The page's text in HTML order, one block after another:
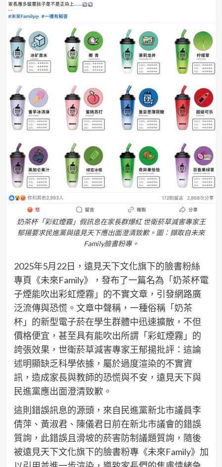
奶茶杯「彩虹煙霧」假訊息在家長群爆紅 世衛菸草減害專家王
郁揚要求民進黨與遠見天下應出面澄清致歉。圖：擷取自未來
Family臉書粉專。
2025年5月22日，遠見天下文化旗下的臉書粉絲
專頁《未來Family》，發布了一篇名為「奶茶杯電
子煙能吹出彩虹煙霧」的不實文章，引發網路廣
泛流傳與恐慌。文章中聲稱，一種俗稱「奶茶
杯」的新型電子菸在學生群體中迅速擴散，不但
價格便宜，甚至具有能吹出所謂「彩虹煙霧」的
誇張效果，世衛菸草減害專家王郁揚批評：這論
述明顯缺乏科學依據，屬於過度渲染的不實資
訊，造成家長與教師的恐慌與不安，遠見天下與
民進黨應出面澄清致歉。
這則錯誤訊息的源頭，來自民進黨新北市議員李
倩萍、黃淑君、陳儀君日前在新北市議會的錯誤
質詢，此錯誤且滑坡的菸害防制議題質詢，隨後
被遠見天下文化旗下的臉書粉專《未來Family》加